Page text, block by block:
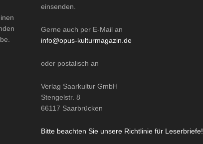
einsenden.
Gerne auch per E-Mail an
info@opus-kulturmagazin.de
oder postalisch an
Verlag Saarkultur GmbH
Stengelstr. 8
66117 Saarbrücken
Bitte beachten Sie unsere Richtlinie für Leserbriefe!